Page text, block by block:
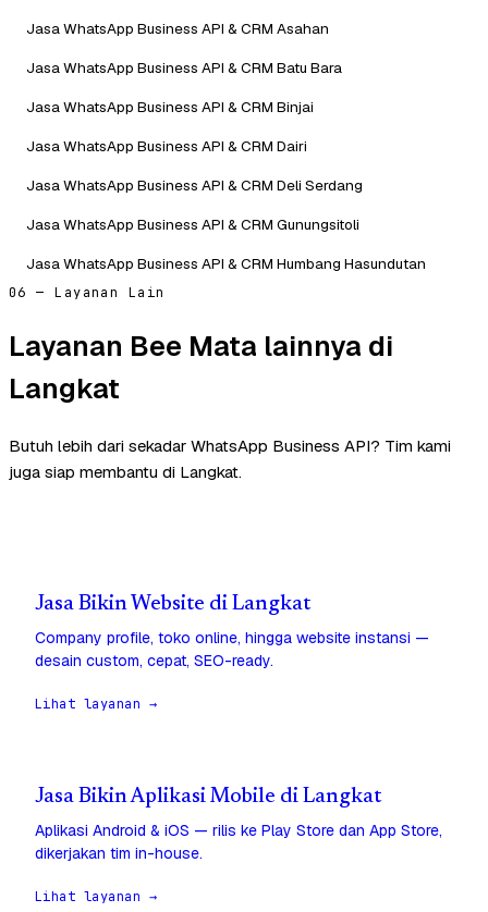
Jasa WhatsApp Business API & CRM Asahan
Jasa WhatsApp Business API & CRM Batu Bara
Jasa WhatsApp Business API & CRM Binjai
Jasa WhatsApp Business API & CRM Dairi
Jasa WhatsApp Business API & CRM Deli Serdang
Jasa WhatsApp Business API & CRM Gunungsitoli
Jasa WhatsApp Business API & CRM Humbang Hasundutan
06 — Layanan Lain
Layanan Bee Mata lainnya di
Langkat
Butuh lebih dari sekadar WhatsApp Business API? Tim kami
juga siap membantu di Langkat.
Jasa Bikin Website di Langkat
Company profile, toko online, hingga website instansi —
desain custom, cepat, SEO-ready.
Lihat layanan →
Jasa Bikin Aplikasi Mobile di Langkat
Aplikasi Android & iOS — rilis ke Play Store dan App Store,
dikerjakan tim in-house.
Lihat layanan →